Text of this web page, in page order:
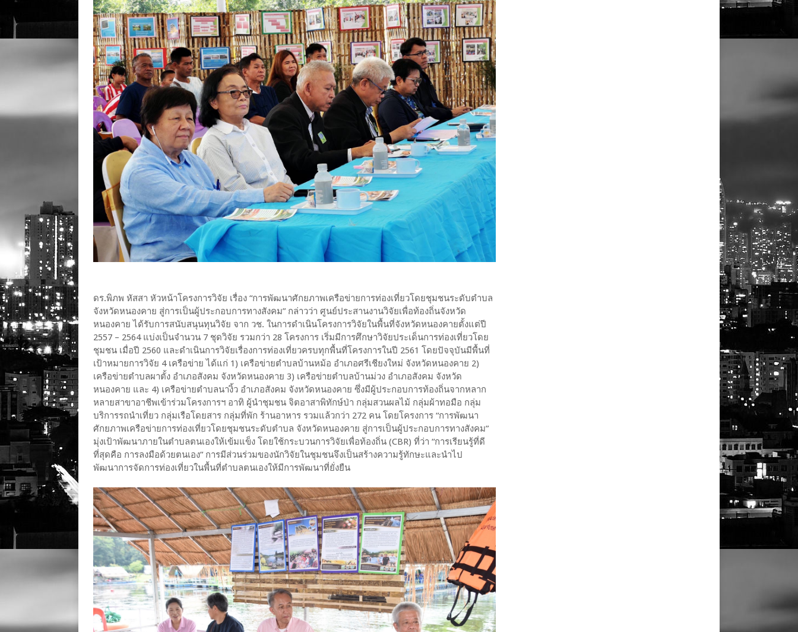
ดร.พิภพ หัสสา หัวหน้าโครงการวิจัย เรื่อง “การพัฒนาศักยภาพเครือข่ายการท่องเที่ยวโดยชุมชนระดับตำบล
จังหวัดหนองคาย สู่การเป็นผู้ประกอบการทางสังคม” กล่าวว่า ศูนย์ประสานงานวิจัยเพื่อท้องถิ่นจังหวัด
หนองคาย ได้รับการสนับสนุนทุนวิจัย จาก วช. ในการดำเนินโครงการวิจัยในพื้นที่จังหวัดหนองคายตั้งแต่ปี
2557 – 2564 แบ่งเป็นจำนวน 7 ชุดวิจัย รวมกว่า 28 โครงการ เริ่มมีการศึกษาวิจัยประเด็นการท่องเที่ยวโดย
ชุมชน เมื่อปี 2560 และดำเนินการวิจัยเรื่องการท่องเที่ยวครบทุกพื้นที่โครงการในปี 2561 โดยปัจจุบันมีพื้นที่
เป้าหมายการวิจัย 4 เครือข่าย ได้แก่ 1) เครือข่ายตำบลบ้านหม้อ อำเภอศรีเชียงใหม่ จังหวัดหนองคาย 2)
เครือข่ายตำบลผาตั้ง อำเภอสังคม จังหวัดหนองคาย 3) เครือข่ายตำบลบ้านม่วง อำเภอสังคม จังหวัด
หนองคาย และ 4) เครือข่ายตำบลนางิ้ว อำเภอสังคม จังหวัดหนองคาย ซึ่งมีผู้ประกอบการท้องถิ่นจากหลาก
หลายสาขาอาชีพเข้าร่วมโครงการฯ อาทิ ผู้นำชุมชน จิตอาสาพิทักษ์ป่า กลุ่มสวนผลไม้ กลุ่มผ้าทอมือ กลุ่ม
บริการรถนำเที่ยว กลุ่มเรือโดยสาร กลุ่มที่พัก ร้านอาหาร รวมแล้วกว่า 272 คน โดยโครงการ “การพัฒนา
ศักยภาพเครือข่ายการท่องเที่ยวโดยชุมชนระดับตำบล จังหวัดหนองคาย สู่การเป็นผู้ประกอบการทางสังคม”
มุ่งเป้าพัฒนาภายในตำบลตนเองให้เข้มแข็ง โดยใช้กระบวนการวิจัยเพื่อท้องถิ่น (CBR) ที่ว่า “การเรียนรู้ที่ดี
ที่สุดคือ การลงมือด้วยตนเอง” การมีส่วนร่วมของนักวิจัยในชุมชนจึงเป็นสร้างความรู้ทักษะและนำไป
พัฒนาการจัดการท่องเที่ยวในพื้นที่ตำบลตนเองให้มีการพัฒนาที่ยั่งยืน